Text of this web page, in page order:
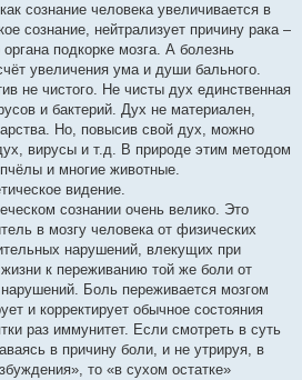
сознание человека увеличивается в
сознание, нейтрализует причину рака –
подкорке мозга. А болезнь
увеличения ума и души бального.
не чистого. Не чисты дух единственная
и бактерий. Дух не материален,
Но, повысив свой дух, можно
вирусы и т.д. В природе этим методом
и многие животные.
видение.
сознании очень велико. Это
в мозгу человека от физических
нарушений, влекущих при
к переживанию той же боли от
Боль переживается мозгом
и корректирует обычное состояния
раз иммунитет. Если смотреть в суть
в причину боли, и не утрируя, в
то «в сухом остатке»